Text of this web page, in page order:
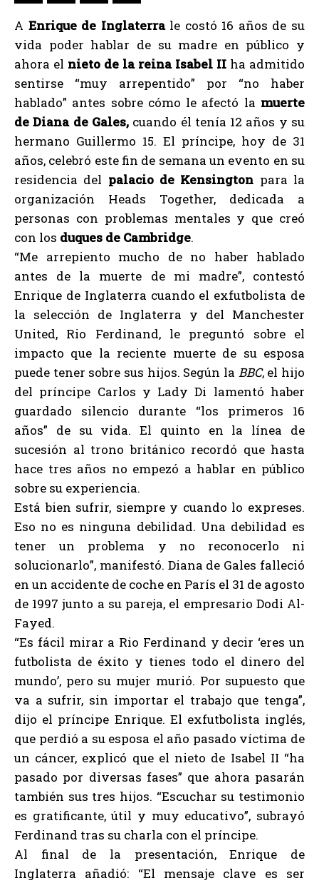
A Enrique de Inglaterrale costó 16 años de su
vida poder hablar de su madre en público y
ahora el nieto de la reina Isabel II ha admitido
sentirse “muy arrepentido” por “no haber
hablado” antes sobre cómo le afectó la muerte
de Diana de Gales,cuando él tenía 12 años y su
hermano Guillermo 15. El príncipe, hoy de 31
años, celebró este fin de semana un evento en su
residencia del palacio de Kensington para la
organización Heads Together, dedicada a
personas con problemas mentales y que creó
con los duques de Cambridge.
“Me arrepiento mucho de no haber hablado
antes de la muerte de mi madre”, contestó
Enrique de Inglaterra cuando el exfutbolista de
la selección de Inglaterra y del Manchester
United, Rio Ferdinand, le preguntó sobre el
impacto que la reciente muerte de su esposa
puede tener sobre sus hijos. Según la BBC, el hijo
del príncipe Carlos y Lady Di lamentó haber
guardado silencio durante “los primeros 16
años” de su vida. El quinto en la línea de
sucesión al trono británico recordó que hasta
hace tres años no empezó a hablar en público
sobre su experiencia.
Está bien sufrir, siempre y cuando lo expreses.
Eso no es ninguna debilidad. Una debilidad es
tener un problema y no reconocerlo ni
solucionarlo”, manifestó. Diana de Gales falleció
en un accidente de coche en París el 31 de agosto
de 1997 junto a su pareja, el empresario Dodi Al-
Fayed.
“Es fácil mirar a Rio Ferdinand y decir ‘eres un
futbolista de éxito y tienes todo el dinero del
mundo’, pero su mujer murió. Por supuesto que
va a sufrir, sin importar el trabajo que tenga”,
dijo el príncipe Enrique. El exfutbolista inglés,
que perdió a su esposa el año pasado víctima de
un cáncer, explicó que el nieto de Isabel II “ha
pasado por diversas fases” que ahora pasarán
también sus tres hijos. “Escuchar su testimonio
es gratificante, útil y muy educativo”, subrayó
Ferdinand tras su charla con el príncipe.
Al final de la presentación, Enrique de
Inglaterra añadió: “El mensaje clave es ser